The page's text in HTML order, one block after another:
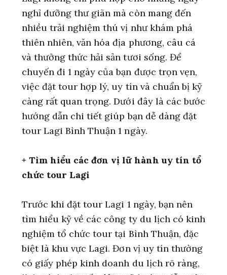
nghỉ dưỡng thư giãn mà còn mang đến
nhiều trải nghiệm thú vị như khám phá
thiên nhiên, văn hóa địa phương, câu cá
và thưởng thức hải sản tươi sống. Để
chuyến đi 1 ngày của bạn được trọn vẹn,
việc đặt tour hợp lý, uy tín và chuẩn bị kỹ
càng rất quan trọng. Dưới đây là các bước
hướng dẫn chi tiết giúp bạn dễ dàng đặt
tour Lagi Bình Thuận 1 ngày.
+ Tìm hiểu các đơn vị lữ hành uy tín tổ
chức tour Lagi
Trước khi đặt tour Lagi 1 ngày, bạn nên
tìm hiểu kỹ về các công ty du lịch có kinh
nghiệm tổ chức tour tại Bình Thuận, đặc
biệt là khu vực Lagi. Đơn vị uy tín thường
có giấy phép kinh doanh du lịch rõ ràng,